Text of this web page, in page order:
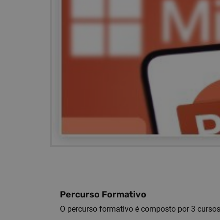
Percurso Formativo
O percurso formativo é composto por 3